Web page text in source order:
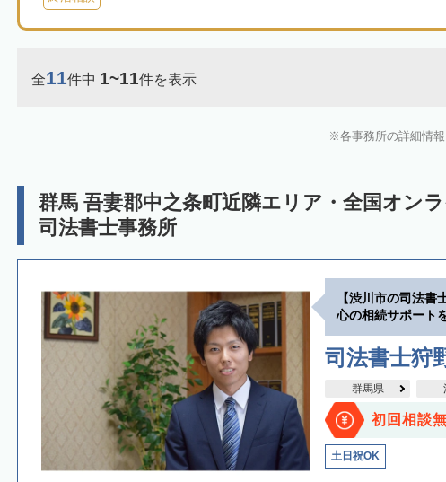
全11件中 1~11件を表示
各事務所の詳細情
群馬 吾妻郡中之条町近隣エリア・全国オン
司法書士事務所
【渋川市の司法
心の相続サポート
司法書士狩
群馬県
初回相談
土日祝OK